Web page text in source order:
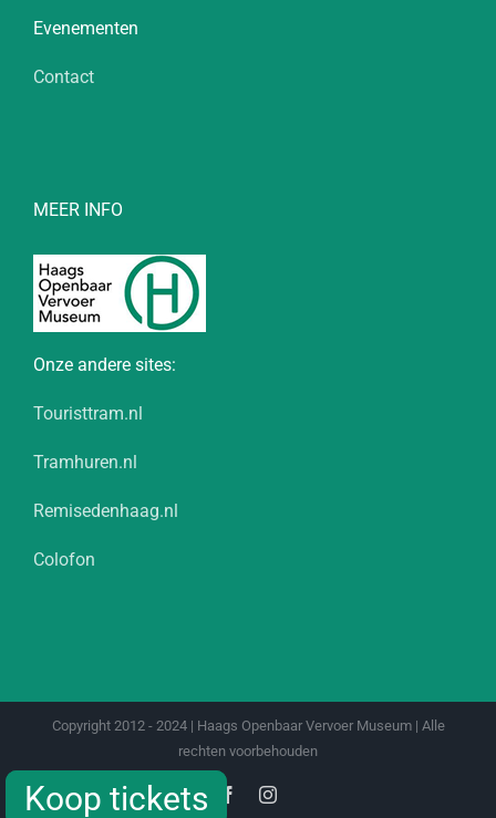
Evenementen
Contact
MEER INFO
Onze andere sites:
Touristtram.nl
Tramhuren.nl
Remisedenhaag.nl
Colofon
Copyright 2012 - 2024 | Haags Openbaar Vervoer Museum | Alle
rechten voorbehouden
FacebookInstagram
Koop tickets
Koop tickets